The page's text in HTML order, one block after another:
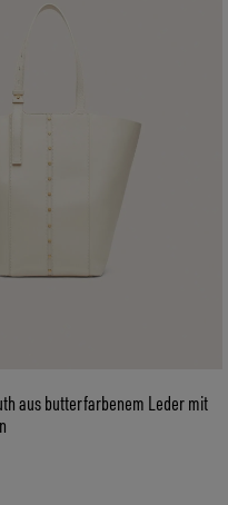
aus butterfarbenem Leder mit